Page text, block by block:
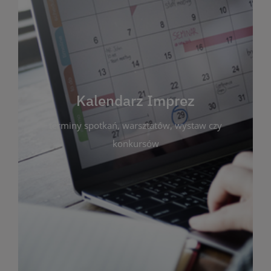
Kalendarz Imprez
terminy spotkań, warsztatów, wystaw czy
konkursów
Kalendarz Imprez
Zakładka ta gromadzi wszystkie planowane
wydarzenia kulturalne i edukacyjne organizowane
przez bibliotekę. Możesz tu sprawdzić terminy
spotkań, warsztatów, wystaw czy konkursów.
Dzięki przejrzystemu kalendarzowi łatwo
zaplanujesz udział w interesujących Cię
wydarzeniach. Aktualizujemy harmonogram na
bieżąco, by zawsze był zgodny z planem pracy
biblioteki. Zapraszamy do śledzenia i uczestnictwa
w życiu kulturalnym miasta!
WIĘCEJ